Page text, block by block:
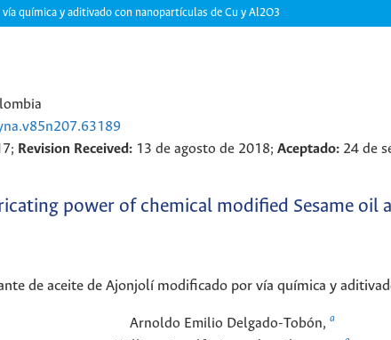
química y aditivado con nanopartículas de Cu y Al2O3